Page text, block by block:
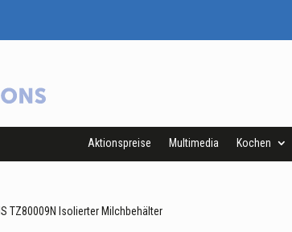
Aktionspreise Multimedia Kochen
TZ80009N Isolierter Milchbehälter